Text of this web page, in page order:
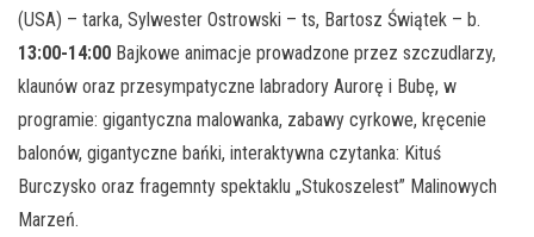
(USA) – tarka, Sylwester Ostrowski – ts, Bartosz Świątek – b.
13:00-14:00 Bajkowe animacje prowadzone przez szczudlarzy,
klaunów oraz przesympatyczne labradory Aurorę i Bubę, w
programie: gigantyczna malowanka, zabawy cyrkowe, kręcenie
balonów, gigantyczne bańki, interaktywna czytanka: Kituś
Burczysko oraz fragemnty spektaklu „Stukoszelest” Malinowych
Marzeń.